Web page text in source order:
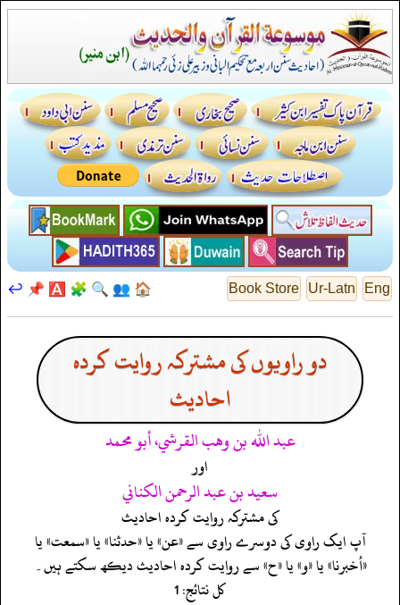
Eng
Ur-Latn
Book Store
🏠
👥
🔍
🧩
🅰️
📌
↩️
دو راویوں کی مشترکہ روایت کردہ
احادیث
عبد الله بن وهب القرشي، أبو محمد
اور
سعيد بن عبد الرحمن الكناني
کی مشترکہ روایت کردہ احادیث
آپ ایک راوی کی دوسرے راوی سے «عن» یا «حدثنا» یا «سمعت» یا
«أخبرنا» یا «و» یا «ح» سے روایت کردہ احادیث دیکھ سکتے ہیں۔
کل نتائج: 1